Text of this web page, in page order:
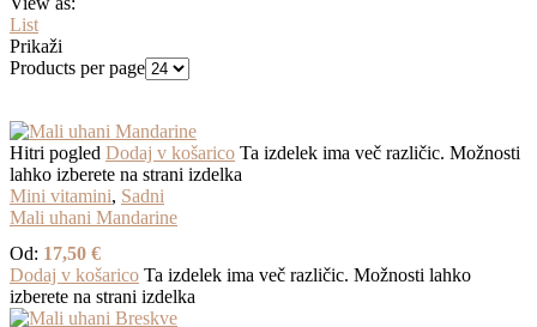
List
Prikaži
Products per page
Hitri pogled Dodaj v košarico Ta izdelek ima več različic. Možnosti
lahko izberete na strani izdelka
Mini vitamini, Sadni
Mali uhani Mandarine
Od: 17,50 €
Dodaj v košarico Ta izdelek ima več različic. Možnosti lahko
izberete na strani izdelka